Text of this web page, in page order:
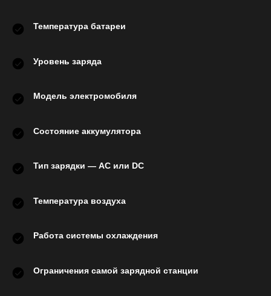
Температура батареи
Уровень заряда
Модель электромобиля
Состояние аккумулятора
Тип зарядки — AC или DC
Температура воздуха
Работа системы охлаждения
Ограничения самой зарядной станции